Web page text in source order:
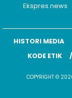
Ekspres.news
HISTORI MEDIA
KODE ETIK
COPYRIGHT ©